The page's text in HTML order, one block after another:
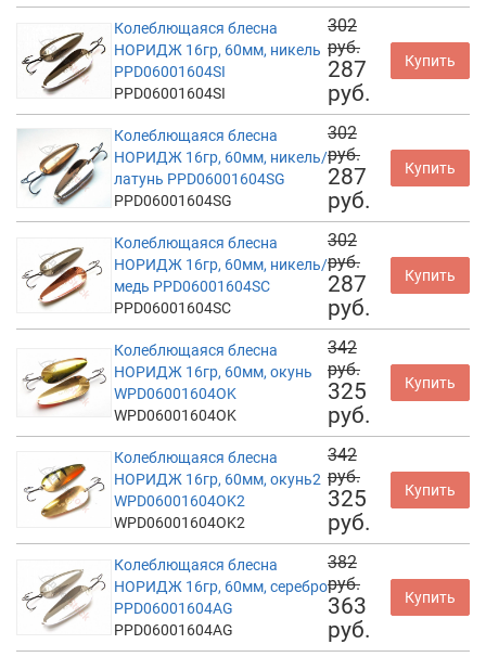
Колеблющаяся блесна
НОРИДЖ 16гр, 60мм, никель
PPD06001604SI
PPD06001604SI
302
руб.
287
руб.
Купить
Колеблющаяся блесна
НОРИДЖ 16гр, 60мм, никель/
латунь PPD06001604SG
PPD06001604SG
302
руб.
287
руб.
Купить
Колеблющаяся блесна
НОРИДЖ 16гр, 60мм, никель/
медь PPD06001604SC
PPD06001604SC
302
руб.
287
руб.
Купить
Колеблющаяся блесна
НОРИДЖ 16гр, 60мм, окунь
WPD06001604OK
WPD06001604OK
342
руб.
325
руб.
Купить
Колеблющаяся блесна
НОРИДЖ 16гр, 60мм, окунь2
WPD06001604OK2
WPD06001604OK2
342
руб.
325
руб.
Купить
Колеблющаяся блесна
НОРИДЖ 16гр, 60мм, серебро
PPD06001604AG
PPD06001604AG
382
руб.
363
руб.
Купить